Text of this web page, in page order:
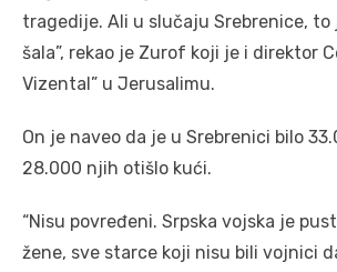
tragedije. Ali u slučaju Srebrenice, to
šala”, rekao je Zurof koji je i direktor
Vizental” u Jerusalimu.
On je naveo da je u Srebrenici bilo
28.000 njih otišlo kući.
“Nisu povređeni. Srpska vojska je
žene, sve starce koji nisu bili vojnici